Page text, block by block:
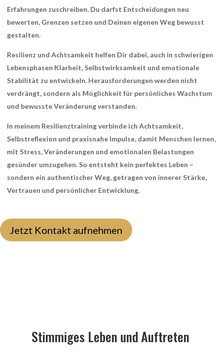
Erfahrungen zuschreiben. Du darfst Entscheidungen neu
bewerten, Grenzen setzen und Deinen eigenen Weg bewusst
gestalten.
Resilienz und Achtsamkeit helfen Dir dabei, auch in schwierigen
Lebensphasen Klarheit, Selbstwirksamkeit und emotionale
Stabilität zu entwickeln. Herausforderungen werden nicht
verdrängt, sondern als Möglichkeit für persönliches Wachstum
und bewusste Veränderung verstanden.
In meinem Resilienztraining verbinde ich Achtsamkeit,
Selbstreflexion und praxisnahe Impulse, damit Menschen lernen,
mit Stress, Veränderungen und emotionalen Belastungen
gesünder umzugehen. So entsteht kein perfektes Leben –
sondern ein authentischer Weg, getragen von innerer Stärke,
Vertrauen und persönlicher Entwicklung.
Jetzt Kontakt aufnehmen
Stimmiges Leben und Auftreten